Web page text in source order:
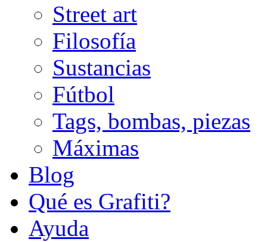
Street art
Filosofía
Sustancias
Fútbol
Tags, bombas, piezas
Máximas
Blog
Qué es Grafiti?
Ayuda